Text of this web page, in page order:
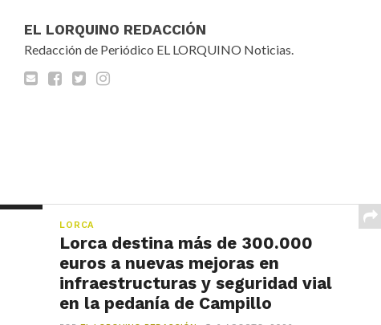
EL LORQUINO REDACCIÓN
Redacción de Periódico EL LORQUINO Noticias.
LORCA
Lorca destina más de 300.000
euros a nuevas mejoras en
infraestructuras y seguridad vial
en la pedanía de Campillo